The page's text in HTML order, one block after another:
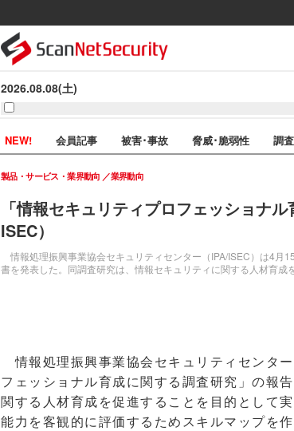
2026.08.08(土)
NEW! 会員記事 被害･事故 脅威･脆弱性 調
「情報セキュリティプロフェッショナ
ISEC）
情報処理振興事業協会セキュリティセンター（IPA/ISEC）は4月
書を発表した。同調査研究は、情報セキュリティに関する人材育
製品・サービス・業界動向 業界動向
情報処理振興事業協会セキュリティセンタ
フェッショナル育成に関する調査研究」の報
関する人材育成を促進することを目的として
能力を客観的に評価するためスキルマップを